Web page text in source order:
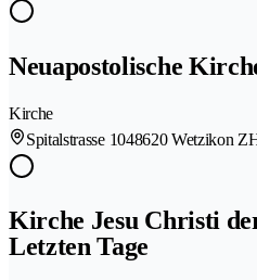
Neuapostolische
Kirche
Spitalstrasse 1048620 Wetzikon
Kirche Jesu Christi
Letzten Tage